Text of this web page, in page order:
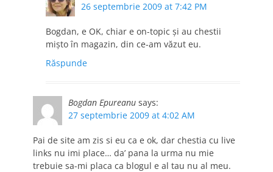
26 septembrie 2009 at 7:42 PM
Bogdan, e OK, chiar e on-topic şi au chestii
mişto în magazin, din ce-am văzut eu.
Răspunde
Bogdan Epureanu says:
27 septembrie 2009 at 4:02 AM
Pai de site am zis si eu ca e ok, dar chestia cu live
links nu imi place… da’ pana la urma nu mie
trebuie sa-mi placa ca blogul e al tau nu al meu.